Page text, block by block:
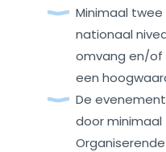
Minimaal
nationaal
omvang en/of
een
De
door